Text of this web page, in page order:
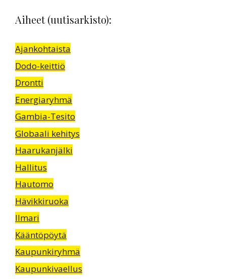
Aiheet (uutisarkisto):
Ajankohtaista
Dodo-keittiö
Drontti
Energiaryhmä
Gambia-Tesito
Globaali kehitys
Haarukanjälki
Hallitus
Hautomo
Hävikkiruoka
Ilmari
Kääntöpöytä
Kaupunkiryhmä
Kaupunkivaellus